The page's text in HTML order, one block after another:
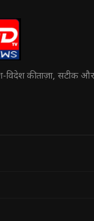
की ताज़ा, सटीक और